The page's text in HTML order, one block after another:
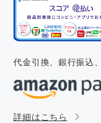
代金引換、銀行振込
詳細はこちら